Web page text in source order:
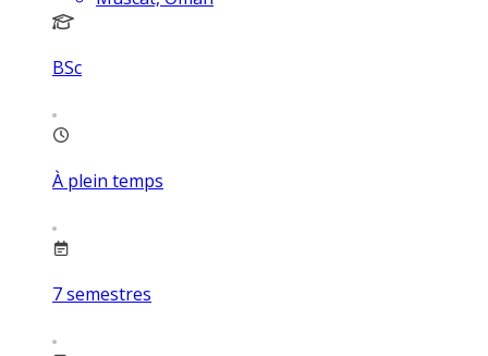
BSc
À plein temps
7semestres